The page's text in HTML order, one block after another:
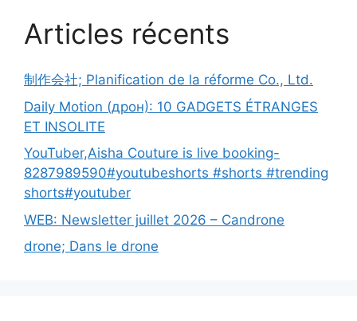
Articles récents
制作会社; Planification de la réforme Co., Ltd.
Daily Motion (дрон): 10 GADGETS ÉTRANGES
ET INSOLITE
YouTuber,Aisha Couture is live booking-
8287989590#youtubeshorts #shorts #trending
shorts#youtuber
WEB: Newsletter juillet 2026 – Candrone
drone; Dans le drone